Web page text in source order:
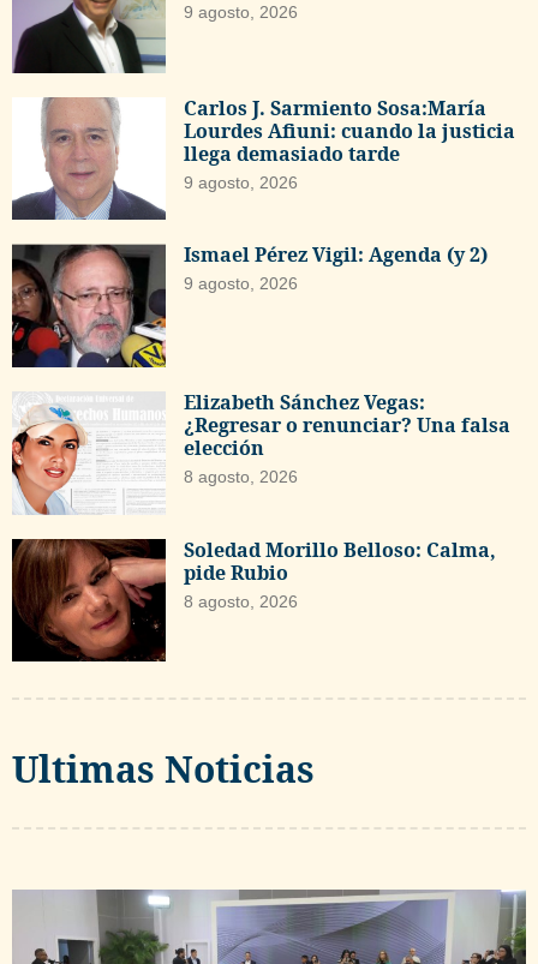
9 agosto, 2026
Carlos J. Sarmiento Sosa:María
Lourdes Afiuni: cuando la justicia
llega demasiado tarde
9 agosto, 2026
Ismael Pérez Vigil: Agenda (y 2)
9 agosto, 2026
Elizabeth Sánchez Vegas:
¿Regresar o renunciar? Una falsa
elección
8 agosto, 2026
Soledad Morillo Belloso: Calma,
pide Rubio
8 agosto, 2026
Ultimas Noticias